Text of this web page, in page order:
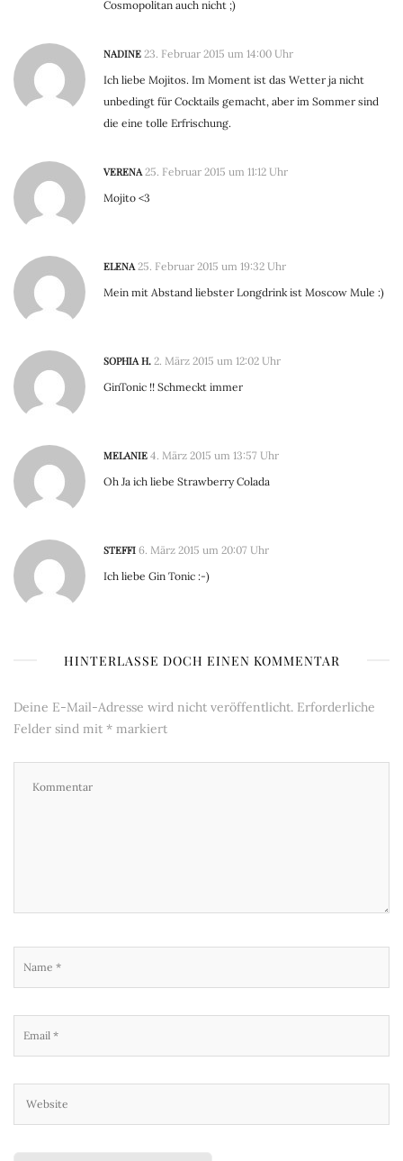
Cosmopolitan auch nicht ;)
NADINE 23. Februar 2015 um 14:00 Uhr
Ich liebe Mojitos. Im Moment ist das Wetter ja nicht
unbedingt für Cocktails gemacht, aber im Sommer sind
die eine tolle Erfrischung.
VERENA 25. Februar 2015 um 11:12 Uhr
Mojito <3
ELENA 25. Februar 2015 um 19:32 Uhr
Mein mit Abstand liebster Longdrink ist Moscow Mule :)
SOPHIA H. 2. März 2015 um 12:02 Uhr
GinTonic !! Schmeckt immer
MELANIE 4. März 2015 um 13:57 Uhr
Oh Ja ich liebe Strawberry Colada
STEFFI 6. März 2015 um 20:07 Uhr
Ich liebe Gin Tonic :-)
HINTERLASSE DOCH EINEN KOMMENTAR
Deine E-Mail-Adresse wird nicht veröffentlicht. Erforderliche
Felder sind mit * markiert